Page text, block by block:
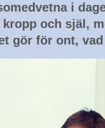
i
och själ,
gör för ont,